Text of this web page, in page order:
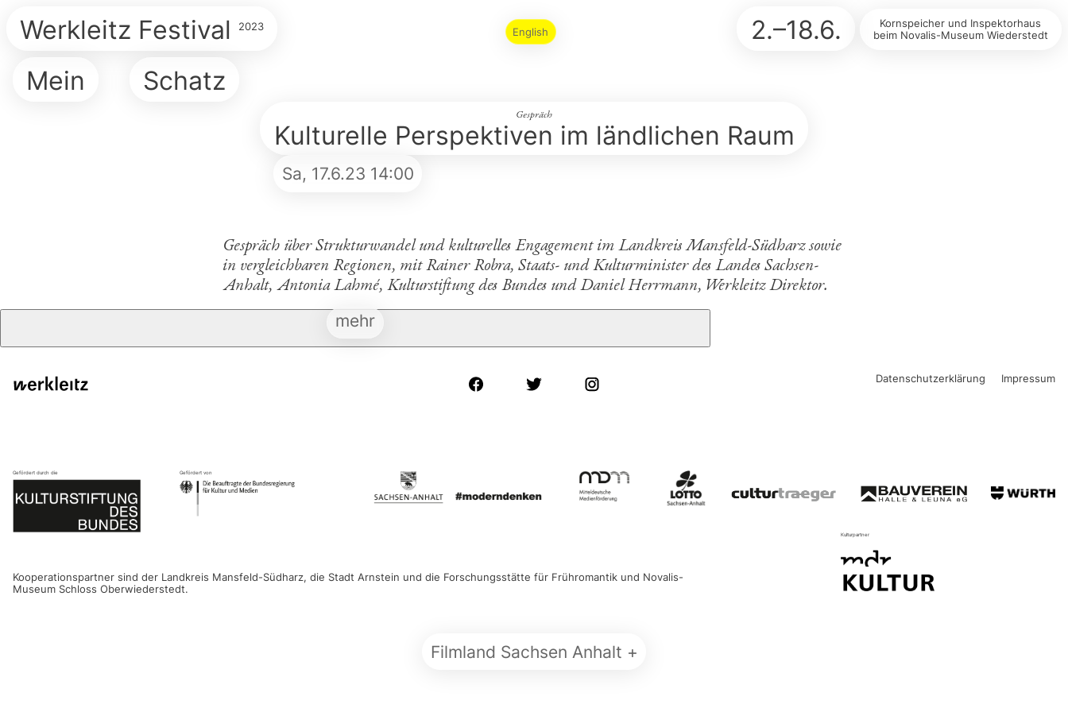
Werkleitz Festival 2023
English 2.–18.6.
Kornspeicher und Inspektorhaus
beim Novalis-Museum Wiederstedt
Mein Schatz
Gespräch
Kulturelle Perspektiven im ländlichen Raum
Sa, 17.6.23 14:00
Gespräch über Strukturwandel und kulturelles Engagement im Landkreis Mansfeld-Südharz sowie
in vergleichbaren Regionen, mit Rainer Robra, Staats- und Kulturminister des Landes Sachsen-
Anhalt, Antonia Lahmé, Kulturstiftung des Bundes und Daniel Herrmann, Werkleitz Direktor.
mehr
Datenschutzerklärung Impressum
Gefördert durch die Gefördert von
Kooperationspartner sind der Landkreis Mansfeld-Südharz, die Stadt Arnstein und die Forschungsstätte für Frühromantik und Novalis-
Museum Schloss Oberwiederstedt.
Kulturpartner
Filmland Sachsen Anhalt +